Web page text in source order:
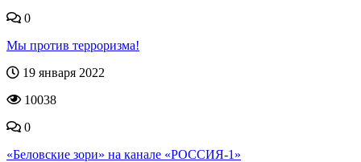
0
Мы против терроризма!
19 января 2022
10038
0
«Беловские зори» на канале «РОССИЯ-1»